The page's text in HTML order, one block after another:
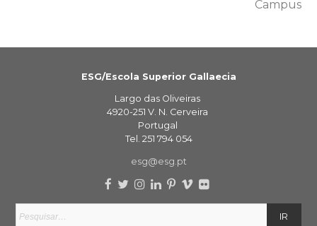
Campus
ESG/Escola Superior Gallaecia
Largo das Oliveiras
4920-251 V. N. Cerveira
Portugal
Tel. 251 794 054
esg@esg.pt